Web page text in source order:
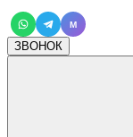
M
ЗВОНОК